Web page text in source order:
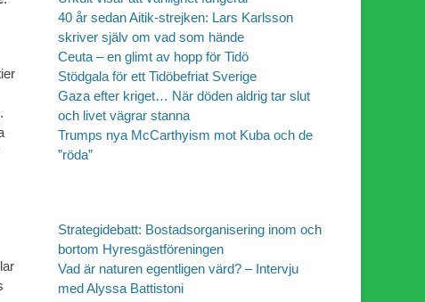
40 år sedan Aitik-strejken: Lars Karlsson
skriver själv om vad som hände
Ceuta – en glimt av hopp för Tidö
Stödgala för ett Tidöbefriat Sverige
Gaza efter kriget… När döden aldrig tar slut
och livet vägrar stanna
Trumps nya McCarthyism mot Kuba och de
”röda”
Strategidebatt: Bostadsorganisering inom och
bortom Hyresgästföreningen
Vad är naturen egentligen värd? – Intervju
med Alyssa Battistoni